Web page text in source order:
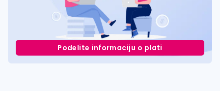
Podelite informaciju o plati